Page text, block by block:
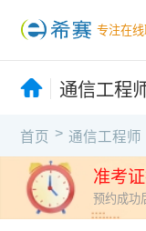
专注在
通信工程
首页 > 通信工程师
准考
预约成功